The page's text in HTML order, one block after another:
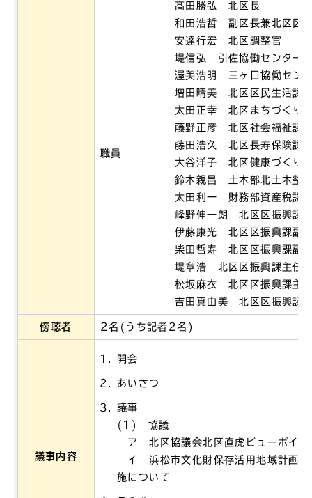
職員
髙田勝弘 北区長
和田浩哲 副区長兼北区区
安達行宏 北区調整官
堤信弘 引佐協働センター
渥美浩明 三ヶ日協働セン
増田晴美 北区区民生活課
太田正幸 北区まちづくり
藤野正彦 北区社会福祉課
藤田浩久 北区長寿保険課
大谷洋子 北区健康づくり
鈴木親昌 土木部北土木整
太田利一 財務部資産税課
峰野伸一朗 北区区振興課
伊藤康光 北区区振興課副
柴田哲寿 北区区振興課副
堤章浩 北区区振興課主任
松坂麻衣 北区区振興課主
吉田真由美 北区区振興課
傍聴者 2名(うち記者2名)
議事内容
開会
あいさつ
議事
(1) 協議
ア 北区協議会北区直虎ビューポイン
イ 浜松市文化財保存活用地域計画（
施について